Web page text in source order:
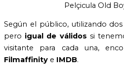
Pelçicula Old
Según el público, utilizando
pero igual de válidos si
visitante para cada una,
Filmaffinity e IMDB.